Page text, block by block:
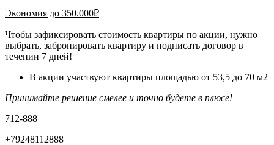
Экономия до 350.000₽
Чтобы зафиксировать стоимость квартиры по акции, нужно
выбрать, забронировать квартиру и подписать договор в
течении 7 дней!
В акции участвуют квартиры площадью от 53,5 до 70 м2
Принимайте решение смелее и точно будете в плюсе!
712-888
+79248112888